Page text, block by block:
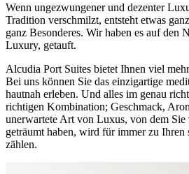
Wenn ungezwungener und dezenter
Tradition verschmilzt, entsteht etwas
ganz Besonderes. Wir haben es auf den
Luxury, getauft.
Alcudia Port Suites bietet Ihnen viel
Bei uns können Sie das einzigartige
hautnah erleben. Und alles im genau
richtigen Kombination; Geschmack,
unerwartete Art von Luxus, von dem
geträumt haben, wird für immer zu Ihren
zählen.